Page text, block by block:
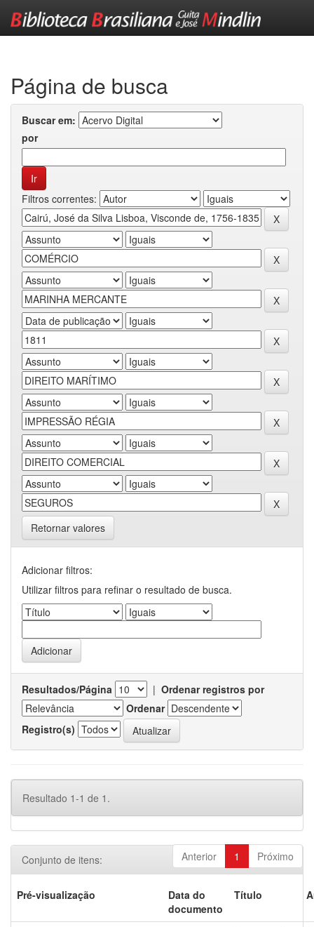
Página de busca
Buscar em:
por
Filtros correntes:
Retornar valores
Adicionar filtros:
Utilizar filtros para refinar o resultado de busca.
Resultados/Página | Ordenar registros por
Ordenar
Registro(s)
Resultado 1-1 de 1.
Anterior 1 Próximo
Conjunto de itens:
Pré-visualização
Data do
documento
Título